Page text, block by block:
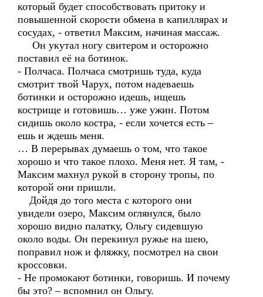
который будет способствовать притоку и
повышенной скорости обмена в капиллярах и
сосудах, - ответил Максим, начиная массаж.
Он укутал ногу свитером и осторожно
поставил её на ботинок.
- Полчаса. Полчаса смотришь туда, куда
смотрит твой Чарух, потом надеваешь
ботинки и осторожно идешь, ищешь
кострище и готовишь… уже ужин. Потом
сидишь около костра, - если хочется есть –
ешь и ждешь меня.
… В перерывах думаешь о том, что такое
хорошо и что такое плохо. Меня нет. Я там, -
Максим махнул рукой в сторону тропы, по
которой они пришли.
Дойдя до того места с которого они
увидели озеро, Максим оглянулся, было
хорошо видно палатку, Ольгу сидевшую
около воды. Он перекинул ружье на шею,
поправил нож и фляжку, посмотрел на свои
кроссовки.
- Не промокают ботинки, говоришь. И почему
бы это? – вспомнил он Ольгу.